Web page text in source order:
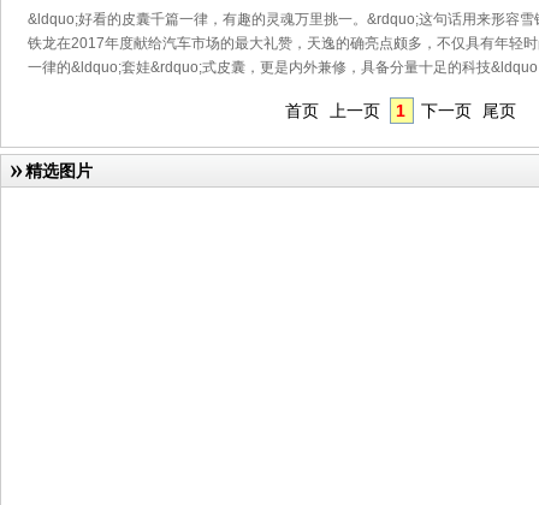
&ldquo;好看的皮囊千篇一律，有趣的灵魂万里挑一。&rdquo;这句话用来形容
铁龙在2017年度献给汽车市场的最大礼赞，天逸的确亮点颇多，不仅具有年轻
一律的&ldquo;套娃&rdquo;式皮囊，更是内外兼修，具备分量十足的科技&ldquo
首页 上一页 1 下一页 尾页
精选图片